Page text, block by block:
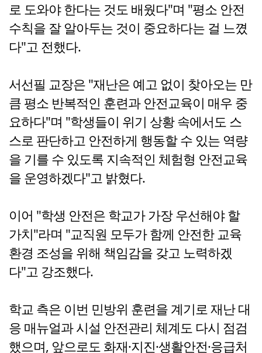
로 도와야 한다는 것도 배웠다"며 "평소 안전
수칙을 잘 알아두는 것이 중요하다는 걸 느꼈
다"고 전했다.
서선필 교장은 "재난은 예고 없이 찾아오는 만
큼 평소 반복적인 훈련과 안전교육이 매우 중
요하다"며 "학생들이 위기 상황 속에서도 스
스로 판단하고 안전하게 행동할 수 있는 역량
을 기를 수 있도록 지속적인 체험형 안전교육
을 운영하겠다"고 밝혔다.
이어 "학생 안전은 학교가 가장 우선해야 할
가치"라며 "교직원 모두가 함께 안전한 교육
환경 조성을 위해 책임감을 갖고 노력하겠
다"고 강조했다.
학교 측은 이번 민방위 훈련을 계기로 재난 대
응 매뉴얼과 시설 안전관리 체계도 다시 점검
했으며, 앞으로도 화재·지진·생활안전·응급처